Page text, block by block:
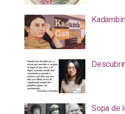
Sopa de